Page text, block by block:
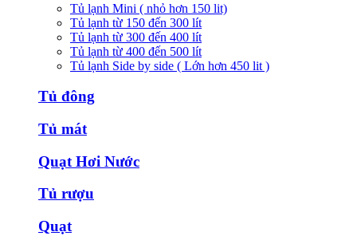
Tủ lạnh Mini ( nhỏ hơn 150 lit)
Tủ lạnh từ 150 đến 300 lít
Tủ lạnh từ 300 đến 400 lít
Tủ lạnh từ 400 đến 500 lít
Tủ lạnh Side by side ( Lớn hơn 450 lit )
Tủ đông
Tủ mát
Quạt Hơi Nước
Tủ rượu
Quạt